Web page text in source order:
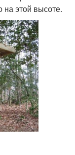
на этой высоте.